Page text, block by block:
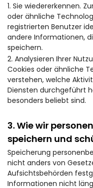
1. Sie wiedererkennen.
oder ähnliche
registrierten Benutzer
andere Informationen,
speichern.
2. Analysieren Ihrer
Cookies oder ähnliche
verstehen, welche
Diensten durchgeführt
besonders beliebt sind.
3. Wie wir
speichern und
Speicherung
nicht anders von
Aufsichtsbehörden
Informationen nicht